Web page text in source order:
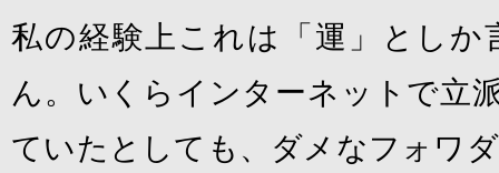
私の経験上これは「運」とし
ん。いくらインターネットで立
ていたとしても、ダメなフォワ